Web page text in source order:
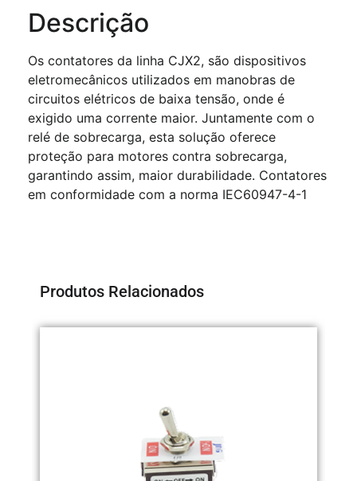
Descrição
Os contatores da linha CJX2, são dispositivos
eletromecânicos utilizados em manobras de
circuitos elétricos de baixa tensão, onde é
exigido uma corrente maior. Juntamente com o
relé de sobrecarga, esta solução oferece
proteção para motores contra sobrecarga,
garantindo assim, maior durabilidade. Contatores
em conformidade com a norma IEC60947-4-1
Produtos Relacionados